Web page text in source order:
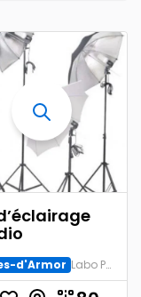
d'Armor Labo Photo et Studio